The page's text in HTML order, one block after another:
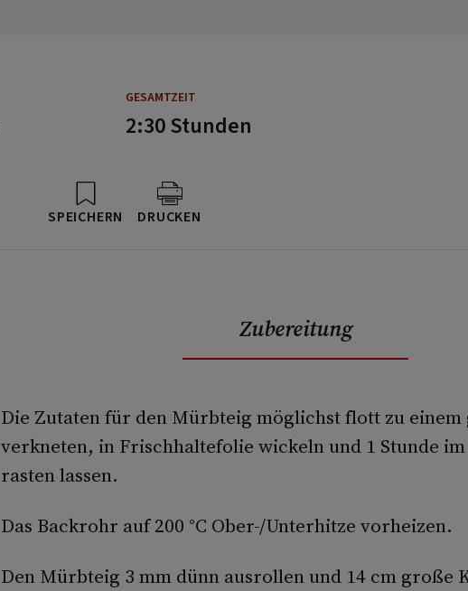
GESAMTZEIT
2:30 Stunden
SPEICHERN DRUCKEN
Zubereitung
Die Zutaten für den Mürbteig möglichst flott zu einem
verkneten, in Frischhaltefolie wickeln und 1 Stunde
rasten lassen.
Das Backrohr auf 200 °C Ober-/Unterhitze vorheizen.
Den Mürbteig 3 mm dünn ausrollen und 14 cm große